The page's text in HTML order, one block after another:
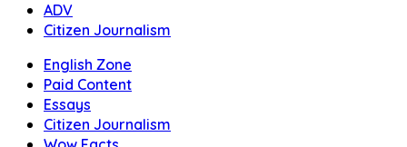
ADV
Citizen Journalism
English Zone
Paid Content
Essays
Citizen Journalism